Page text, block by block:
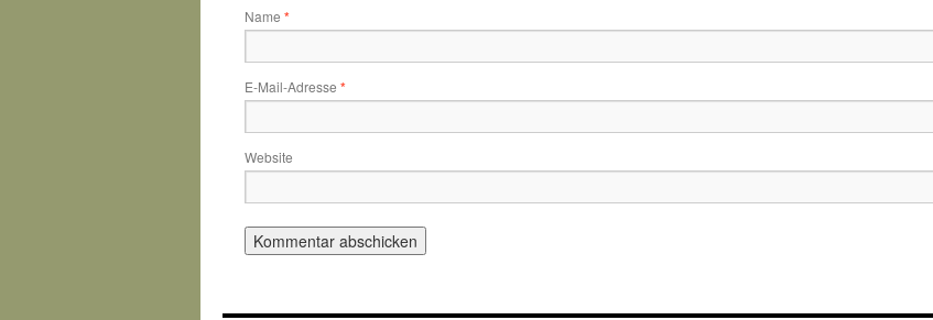
Name *
E-Mail-Adresse *
Website